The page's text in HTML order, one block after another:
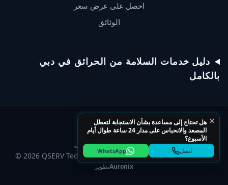
احصل على عرض سعر
الوثائق
دليل خدمات السلامة من الحرائق في دبي
بالكامل
© 2026 QSERV Technical Services LLC. جميع الحقوق محفوظة.
سياسة الخصوصيةشروط الخدمة
تطويرAuronix
تحدّث عبر WhatsApp
ابدأ محادثة على WhatsApp
اتصل بخط المساعدة
× هل تحتاج إلى مساعدة بشأن الاستجابة لتعطل
المصعد والانحباس على مدار 24 ساعة طوال أيام
الأسبوع؟
اتصل WhatsApp